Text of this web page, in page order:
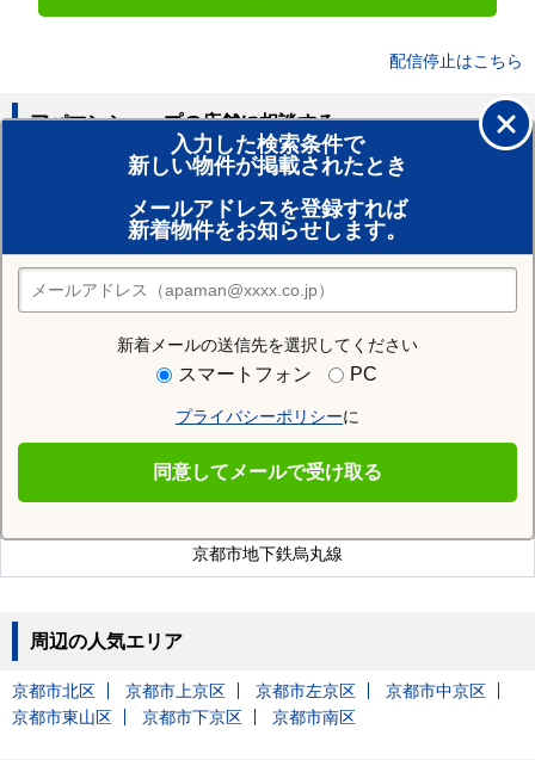
配信停止はこちら
入力した検索条件で
新しい物件が掲載されたとき
メールアドレスを登録すれば
新着物件をお知らせします。
新着メールの送信先を選択してください
スマートフォン PC
プライバシーポリシーに
同意してメールで受け取る
アパマンショップの店舗に相談する
賃貸のプロがお部屋探し！
おまかせ物件リクエスト
住みたい街の店舗を探す
店舗検索
今出川駅
鞍馬口駅を通る沿線
京都市地下鉄烏丸線
周辺の人気エリア
京都市北区 京都市上京区 京都市左京区
京都市中京区
京都市東山区
京都市下京区 京都市南区